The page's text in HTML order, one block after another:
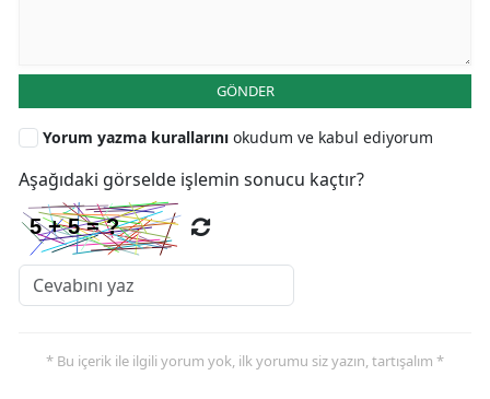
GÖNDER
Yorum yazma kurallarını okudum ve kabul ediyorum
Aşağıdaki görselde işlemin sonucu kaçtır?
* Bu içerik ile ilgili yorum yok, ilk yorumu siz yazın, tartışalım *